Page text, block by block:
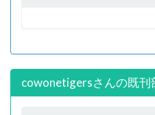
cowonetigersさんの既